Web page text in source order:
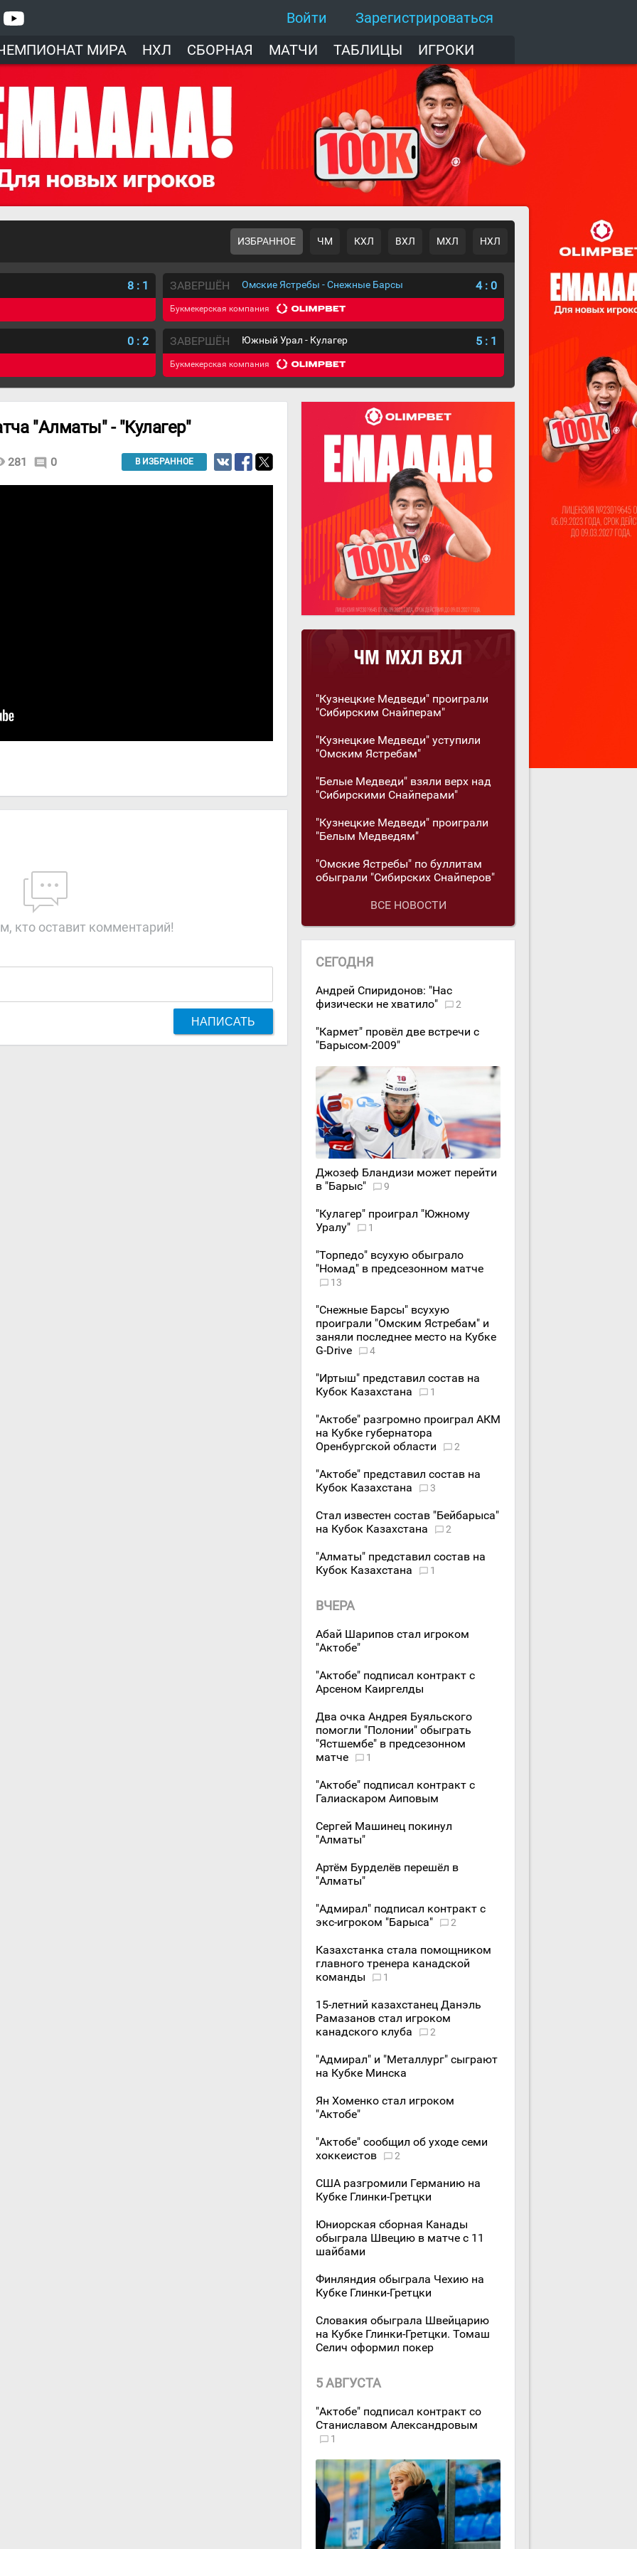
Войти
Зарегистрироваться
МИРА НХЛ СБОРНАЯ МАТЧИ ТАБЛИЦЫ ИГРОКИ
ИЗБРАННОЕ ЧМ КХЛ ВХЛ МХЛ НХЛ
8 : 1 ЗАВЕРШЁН Омские Ястребы - Снежные Барсы 4: 0
Букмекерская компания
0 : 2 ЗАВЕРШЁН Южный Урал - Кулагер 5 : 1
Букмекерская компания
"Алматы" - "Кулагер"
281 comment 0 В ИЗБРАННОЕ
кто оставит комментарий!
НАПИСАТЬ
"Кузнецкие Медведи" проиграли
"Сибирским Снайперам"
"Кузнецкие Медведи" уступили
"Омским Ястребам"
"Белые Медведи" взяли верх над
"Сибирскими Снайперами"
"Кузнецкие Медведи" проиграли
"Белым Медведям"
"Омские Ястребы" по буллитам
обыграли "Сибирских Снайперов"
ВСЕ НОВОСТИ
СЕГОДНЯ
Андрей Спиридонов: "Нас
физически не хватило"
2
"Кармет" провёл две встречи с
"Барысом-2009"
Джозеф Бландизи может перейти
в "Барыс"
9
"Кулагер" проиграл "Южному
Уралу"
1
"Торпедо" всухую обыграло
"Номад" в предсезонном матче
13
"Снежные Барсы" всухую
проиграли "Омским Ястребам" и
заняли последнее место на Кубке
G-Drive
4
"Иртыш" представил состав на
Кубок Казахстана
1
"Актобе" разгромно проиграл АКМ
на Кубке губернатора
Оренбургской области
2
"Актобе" представил состав на
Кубок Казахстана
3
Стал известен состав "Бейбарыса"
на Кубок Казахстана
2
"Алматы" представил состав на
Кубок Казахстана
1
ВЧЕРА
Абай Шарипов стал игроком
"Актобе"
"Актобе" подписал контракт с
Арсеном Каиргелды
Два очка Андрея Буяльского
помогли "Полонии" обыграть
"Ястшембе" в предсезонном
матче
1
"Актобе" подписал контракт с
Галиаскаром Аиповым
Сергей Машинец покинул
"Алматы"
Артём Бурделёв перешёл в
"Алматы"
"Адмирал" подписал контракт с
экс-игроком "Барыса"
2
Казахстанка стала помощником
главного тренера канадской
команды
1
15-летний казахстанец Данэль
Рамазанов стал игроком
канадского клуба
2
"Адмирал" и "Металлург" сыграют
на Кубке Минска
Ян Хоменко стал игроком
"Актобе"
"Актобе" сообщил об уходе семи
хоккеистов
2
США разгромили Германию на
Кубке Глинки-Гретцки
Юниорская сборная Канады
обыграла Швецию в матче с 11
шайбами
Финляндия обыграла Чехию на
Кубке Глинки-Гретцки
Словакия обыграла Швейцарию
на Кубке Глинки-Гретцки. Томаш
Селич оформил покер
5 АВГУСТА
"Актобе" подписал контракт со
Станиславом Александровым
1